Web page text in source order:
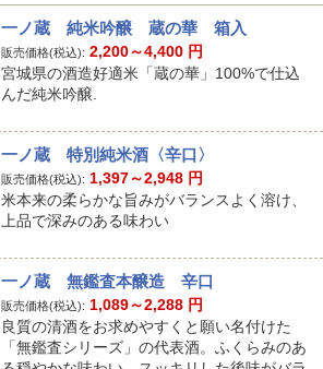
一ノ蔵 純米吟醸 蔵の華 箱入
販売価格(税込): 2,200～4,400 円
宮城県の酒造好適米「蔵の華」100%で仕込
んだ純米吟醸.
一ノ蔵 特別純米酒〈辛口〉
販売価格(税込): 1,397～2,948 円
米本来の柔らかな旨みがバランスよく溶け、
上品で深みのある味わい
一ノ蔵 無鑑査本醸造 辛口
販売価格(税込): 1,089～2,288 円
良質の清酒をお求めやすくと願い名付けた
「無鑑査シリーズ」の代表酒。ふくらみのあ